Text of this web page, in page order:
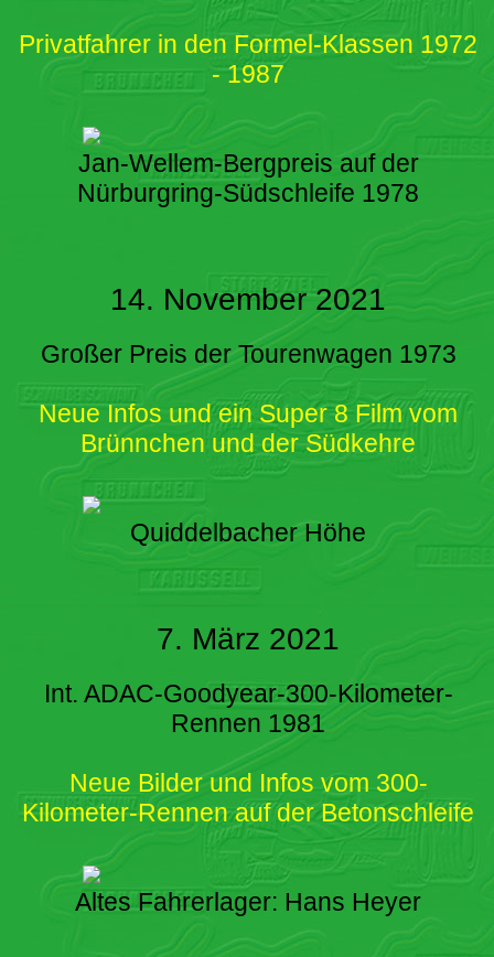
Privatfahrer in den Formel-Klassen 1972
- 1987
Jan-Wellem-Bergpreis auf der
Nürburgring-Südschleife 1978
14. November 2021
Großer Preis der Tourenwagen 1973
Neue Infos und ein Super 8 Film vom
Brünnchen und der Südkehre
Quiddelbacher Höhe
7. März 2021
Int. ADAC-Goodyear-300-Kilometer-
Rennen 1981
Neue Bilder und Infos vom 300-
Kilometer-Rennen auf der Betonschleife
Altes Fahrerlager: Hans Heyer